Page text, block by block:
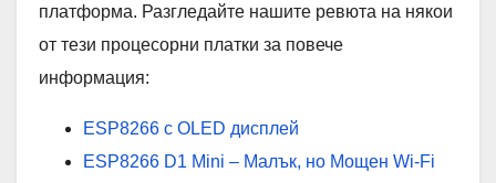
платформа. Разгледайте нашите ревюта на някои
от тези процесорни платки за повече
информация:
ESP8266 с OLED дисплей
ESP8266 D1 Mini – Малък, но Мощен Wi-Fi